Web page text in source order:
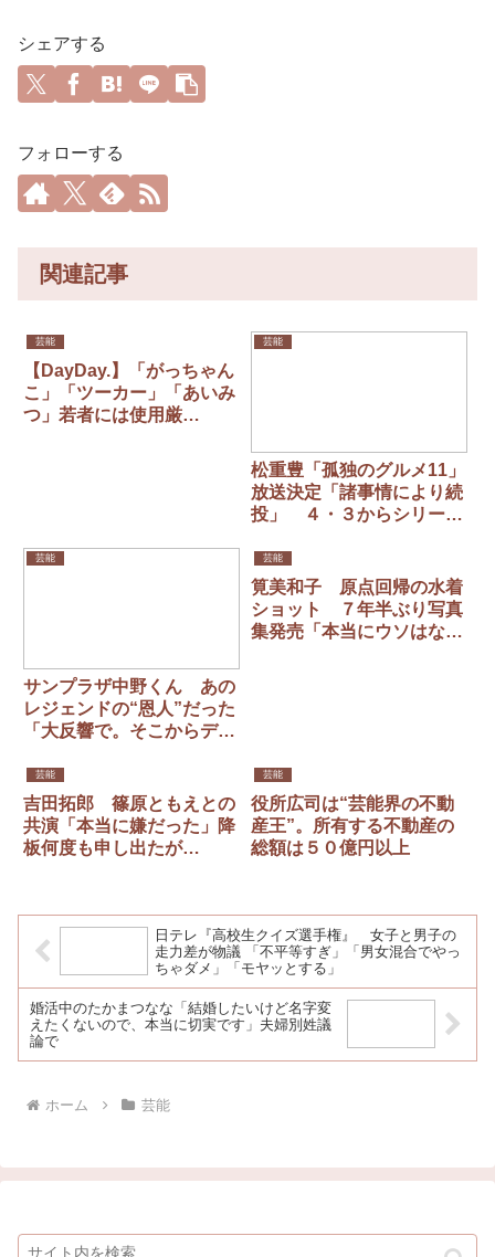
シェアする
フォローする
関連記事
芸能
【DayDay.】「がっちゃん
こ」「ツーカー」「あいみ
つ」若者には使用厳
芸能
松重豊「孤独のグルメ11」
放送決定「諸事情により続
投」 ４・３からシリーズ
芸能
サンプラザ中野くん あの
レジェンドの“恩人”だった
「大反響で。そこからデビ
芸能
筧美和子 原点回帰の水着
ショット ７年半ぶり写真
集発売「本当にウソはな
芸能
吉田拓郎 篠原ともえとの
共演「本当に嫌だった」降
板何度も申し出たが…
芸能
役所広司は“芸能界の不動
産王”。所有する不動産の
総額は５０億円以上
日テレ『高校生クイズ選手権』 女子と男子の
走力差が物議 「不平等すぎ」「男女混合でやっ
ちゃダメ」「モヤッとする」
婚活中のたかまつなな「結婚したいけど名字変
えたくないので、本当に切実です」夫婦別姓議
論で
ホーム 芸能